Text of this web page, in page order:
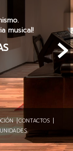
musical!
›
CONTACTOS